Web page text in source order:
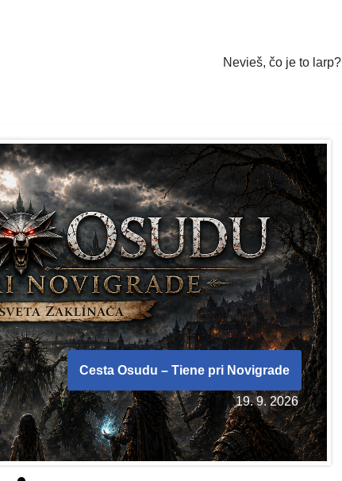
Nevieš, čo je to larp?
Cesta Osudu – Tiene pri Novigrade
19. 9. 2026